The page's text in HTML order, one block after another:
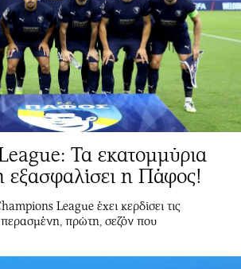
Τα εκατομμύρια
εξασφαλίσει η Πάφος!
League έχει κερδίσει τις
πρώτη, σεζόν που